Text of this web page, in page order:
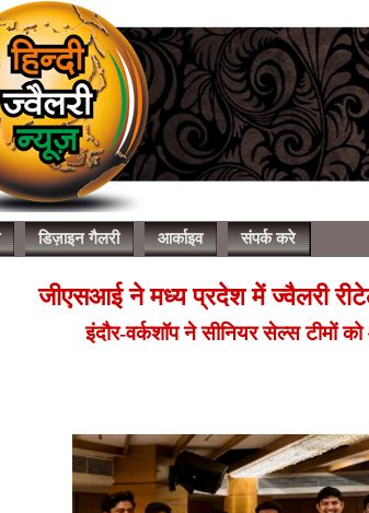
डिज़ाइन गैलरी आर्काइव संपर्क करे
जीएसआई ने मध्य प्रदेश में ज्वैलरी
इंदौर-वर्कशॉप ने सीनियर सेल्स टीमों